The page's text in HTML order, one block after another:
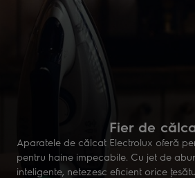
Fier de
Aparatele de călcat Electrolux oferă
pentru haine impecabile. Cu jet de
inteligente, netezesc eficient orice